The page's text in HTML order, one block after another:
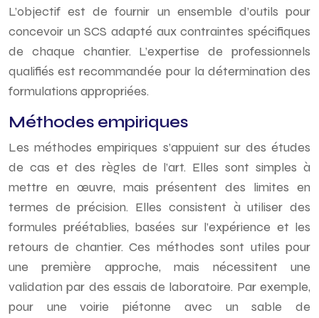
L’objectif est de fournir un ensemble d’outils pour
concevoir un SCS adapté aux contraintes spécifiques
de chaque chantier. L’expertise de professionnels
qualifiés est recommandée pour la détermination des
formulations appropriées.
Méthodes empiriques
Les méthodes empiriques s’appuient sur des études
de cas et des règles de l’art. Elles sont simples à
mettre en œuvre, mais présentent des limites en
termes de précision. Elles consistent à utiliser des
formules préétablies, basées sur l’expérience et les
retours de chantier. Ces méthodes sont utiles pour
une première approche, mais nécessitent une
validation par des essais de laboratoire. Par exemple,
pour une voirie piétonne avec un sable de